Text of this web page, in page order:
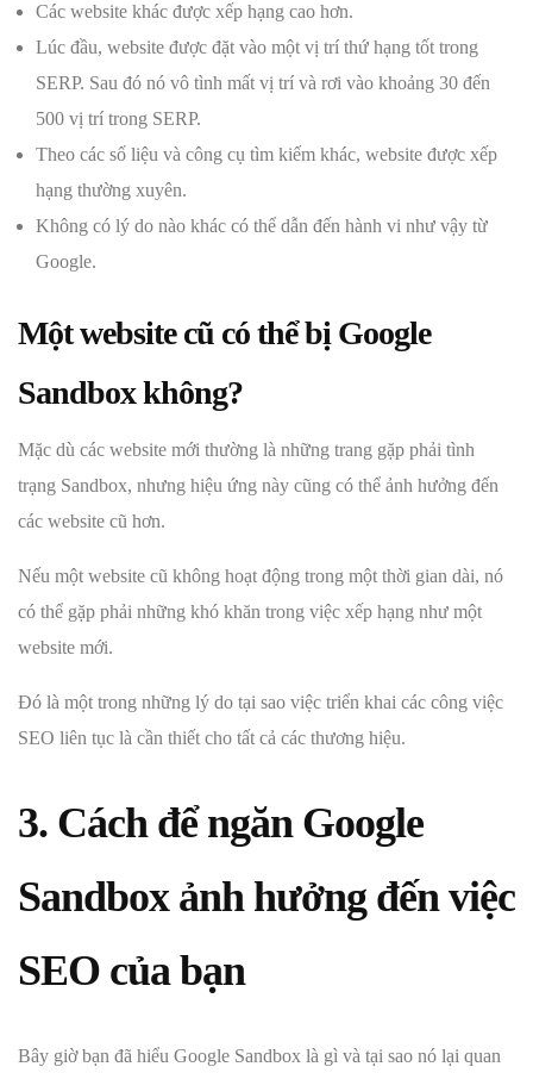
Các website khác được xếp hạng cao hơn.
Lúc đầu, website được đặt vào một vị trí thứ hạng tốt trong
SERP. Sau đó nó vô tình mất vị trí và rơi vào khoảng 30 đến
500 vị trí trong SERP.
Theo các số liệu và công cụ tìm kiếm khác, website được xếp
hạng thường xuyên.
Không có lý do nào khác có thể dẫn đến hành vi như vậy từ
Google.
Một website cũ có thể bị Google
Sandbox không?
Mặc dù các website mới thường là những trang gặp phải tình
trạng Sandbox, nhưng hiệu ứng này cũng có thể ảnh hưởng đến
các website cũ hơn.
Nếu một website cũ không hoạt động trong một thời gian dài, nó
có thể gặp phải những khó khăn trong việc xếp hạng như một
website mới.
Đó là một trong những lý do tại sao việc triển khai các công việc
SEO liên tục là cần thiết cho tất cả các thương hiệu.
3. Cách để ngăn Google
Sandbox ảnh hưởng đến việc
SEO của bạn
Bây giờ bạn đã hiểu Google Sandbox là gì và tại sao nó lại quan